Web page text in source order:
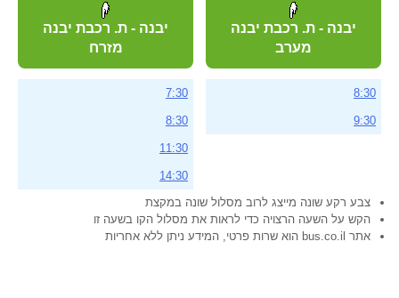
יבנה - ת. רכבת יבנה
מערב
8:30
9:30
יבנה - ת. רכבת יבנה
מזרח
7:30
8:30
11:30
14:30
צבע רקע שונה מייצג לרוב מסלול שונה במקצת
הקש על השעה הרצויה כדי לראות את מסלול הקו בשעה זו
אתר bus.co.il הוא שרות פרטי, המידע ניתן ללא אחריות